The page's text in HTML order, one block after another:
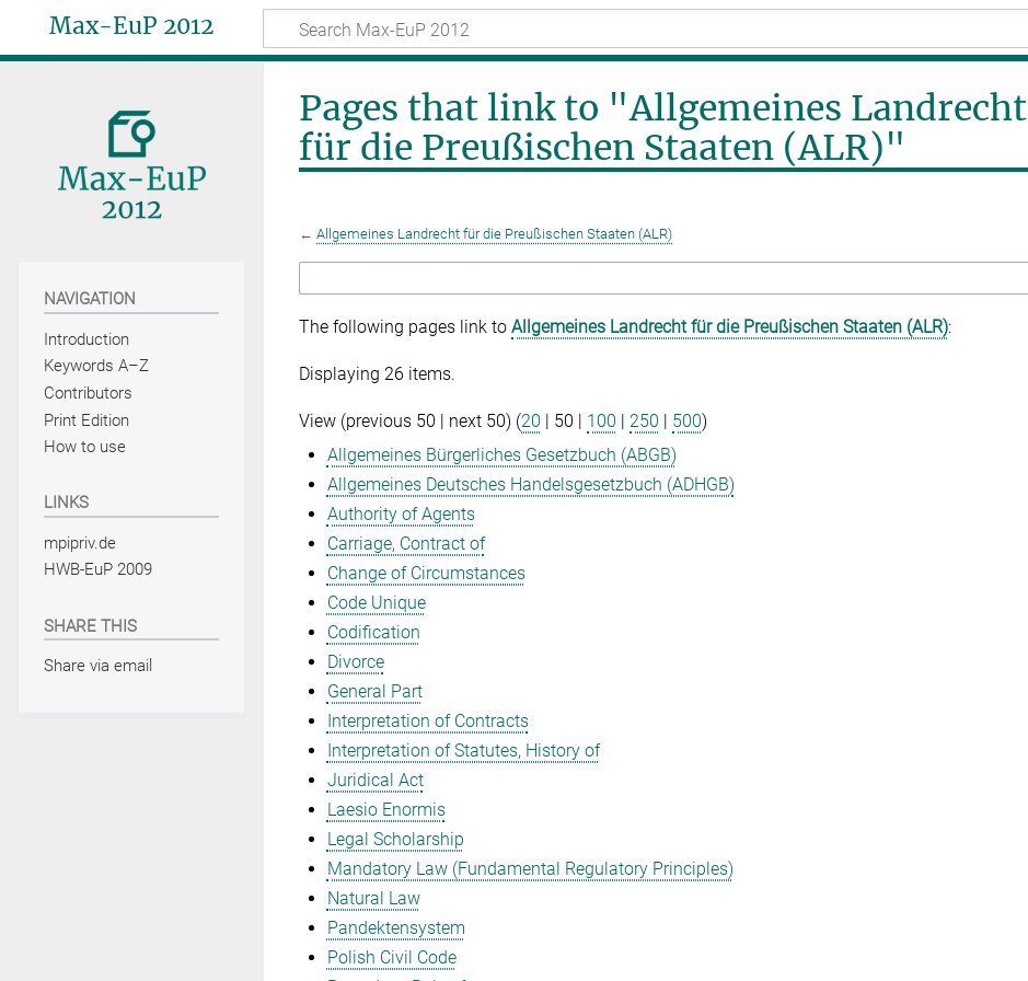
Max-EuP 2012
Pages that link to "Allgemeines Landrecht
für die Preußischen Staaten (ALR)"
← Allgemeines Landrecht für die Preußischen Staaten (ALR)
The following pages link to Allgemeines Landrecht für die Preußischen Staaten (ALR):
Displaying 26 items.
View (previous 50 | next 50) (20 | 50 | 100 | 250 | 500)
Allgemeines Bürgerliches Gesetzbuch (ABGB)
Allgemeines Deutsches Handelsgesetzbuch (ADHGB)
Authority of Agents
Carriage, Contract of
Change of Circumstances
Code Unique
Codification
Divorce
General Part
Interpretation of Contracts
Interpretation of Statutes, History of
Juridical Act
Laesio Enormis
Legal Scholarship
Mandatory Law (Fundamental Regulatory Principles)
Natural Law
Pandektensystem
Polish Civil Code
NAVIGATION
Introduction
Keywords A–Z
Contributors
Print Edition
How to use
LINKS
mpipriv.de
HWB-EuP 2009
SHARE THIS
Share via email